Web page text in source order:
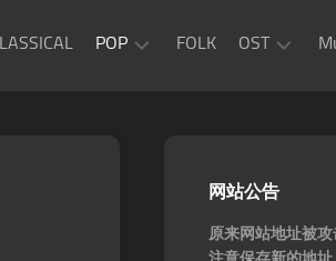
POP FOLK OST
OST
网站公告
原来网站地址被